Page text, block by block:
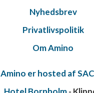
Nyhedsbrev
Privatlivspolitik
Om Amino
Amino er hosted af